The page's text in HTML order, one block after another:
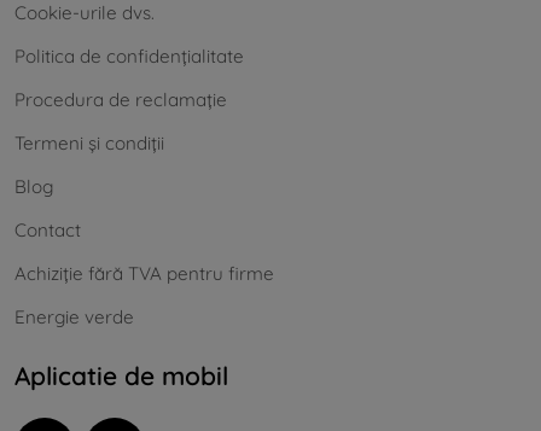
Cookie-urile dvs.
Politica de confidențialitate
Procedura de reclamație
Termeni și condiții
Blog
Contact
Achiziție fără TVA pentru firme
Energie verde
Aplicatie de mobil